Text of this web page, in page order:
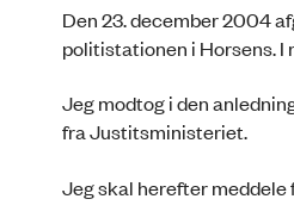
Den 23. december 2004
politistationen i Horsens.
Jeg modtog i den
fra Justitsministeriet.
Jeg skal herefter meddele